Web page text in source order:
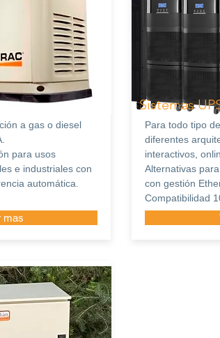
a gas o diesel
para usos
e industriales con
automática.
mas
Sistemas
Para todo tipo
diferentes
interactivos,
Alternativas
con gestión
Compatibilidad